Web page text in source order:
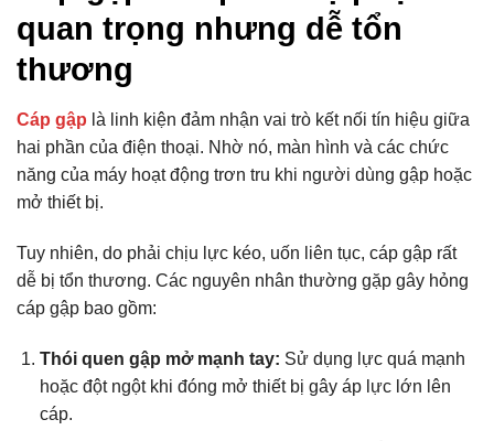
quan trọng nhưng dễ tổn
thương
Cáp gập là linh kiện đảm nhận vai trò kết nối tín hiệu giữa
hai phần của điện thoại. Nhờ nó, màn hình và các chức
năng của máy hoạt động trơn tru khi người dùng gập hoặc
mở thiết bị.
Tuy nhiên, do phải chịu lực kéo, uốn liên tục, cáp gập rất
dễ bị tổn thương. Các nguyên nhân thường gặp gây hỏng
cáp gập bao gồm:
Thói quen gập mở mạnh tay: Sử dụng lực quá mạnh
hoặc đột ngột khi đóng mở thiết bị gây áp lực lớn lên
cáp.